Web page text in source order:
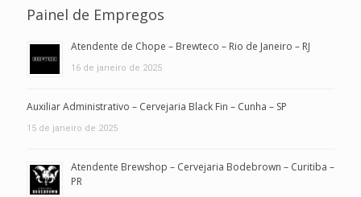
Painel de Empregos
Atendente de Chope – Brewteco – Rio de Janeiro – RJ
16 de janeiro de 2025
Auxiliar Administrativo – Cervejaria Black Fin – Cunha – SP
15 de janeiro de 2025
Atendente Brewshop – Cervejaria Bodebrown – Curitiba –
PR